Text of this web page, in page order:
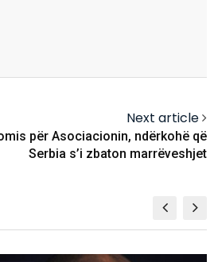
Next article
për Asociacionin, ndërkohë që
Serbia s’i zbaton marrëveshjet